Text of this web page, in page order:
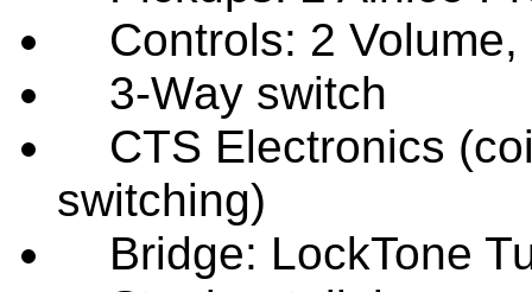
Controls: 2 Volume,
3-Way switch
CTS Electronics
switching)
Bridge: LockTone